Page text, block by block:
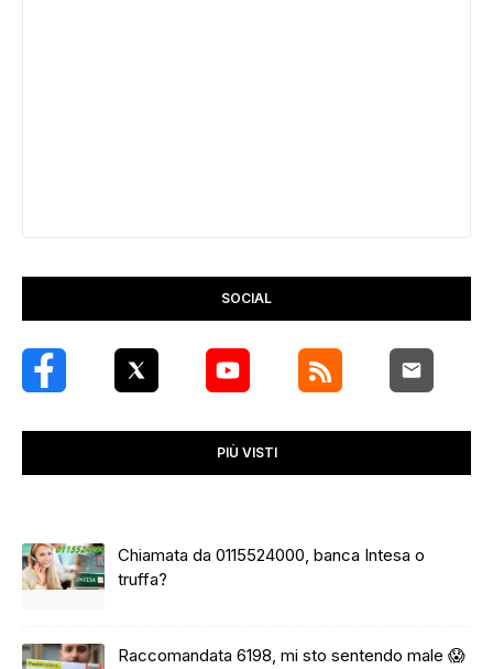
SOCIAL
PIÙ VISTI
Chiamata da 0115524000, banca Intesa o
truffa?
Raccomandata 6198, mi sto sentendo male 😱